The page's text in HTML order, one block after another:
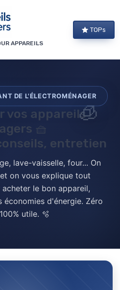
APPAREILS
TOPs
🧊
DE L'ÉLECTROMÉNAGER
vos appareils
🧺
entretien
lave-vaisselle, four... On
on vous explique tout
acheter le bon appareil,
d'énergie. Zéro
utile. 🫧